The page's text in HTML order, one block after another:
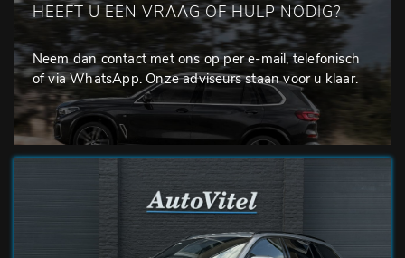
HEEFT U EEN VRAAG OF HULP NODIG?
Neem dan contact met ons op per e-mail, telefonisch
of via WhatsApp. Onze adviseurs staan voor u klaar.